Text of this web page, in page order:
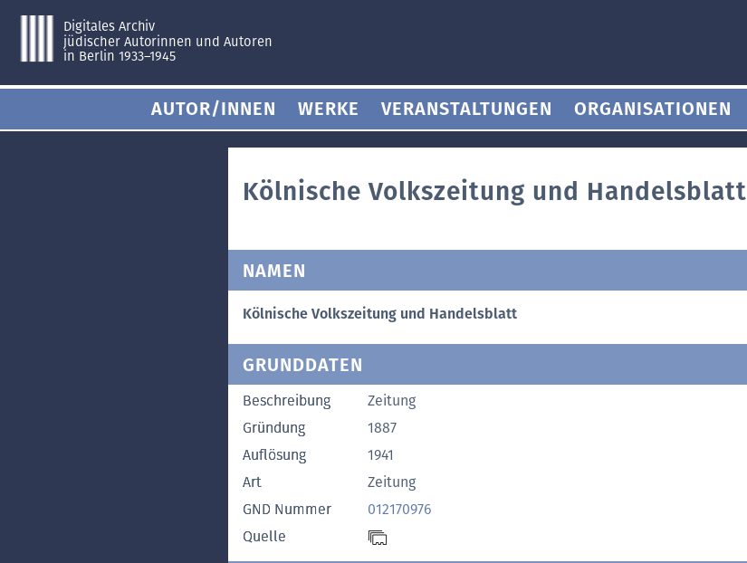
Digitales Archiv
jüdischer Autorinnen und Autoren
in Berlin 1933–1945
AUTOR/INNEN WERKE VERANSTALTUNGEN ORGANISATIONEN
Kölnische Volkszeitung und Handelsblatt
NAMEN
Kölnische Volkszeitung und Handelsblatt
GRUNDDATEN
Beschreibung
Zeitung
Gründung
1887
Auflösung
1941
Art
Zeitung
GND Nummer
012170976
Quelle